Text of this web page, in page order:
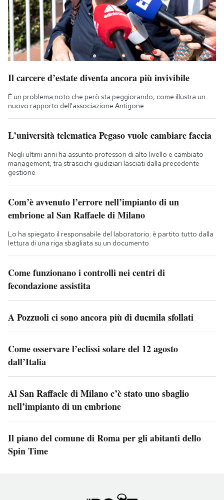
Il carcere d’estate diventa ancora più invivibile
È un problema noto che però sta peggiorando, come illustra un
nuovo rapporto dell'associazione Antigone
L’università telematica Pegaso vuole cambiare faccia
Negli ultimi anni ha assunto professori di alto livello e cambiato
management, tra strascichi giudiziari lasciati dalla precedente
gestione
Com’è avvenuto l’errore nell’impianto di un
embrione al San Raffaele di Milano
Lo ha spiegato il responsabile del laboratorio: è partito tutto dalla
lettura di una riga sbagliata su un documento
Come funzionano i controlli nei centri di
fecondazione assistita
A Pozzuoli ci sono ancora più di duemila sfollati
Come osservare l’eclissi solare del 12 agosto
dall’Italia
Al San Raffaele di Milano c’è stato uno sbaglio
nell’impianto di un embrione
Il piano del comune di Roma per gli abitanti dello
Spin Time